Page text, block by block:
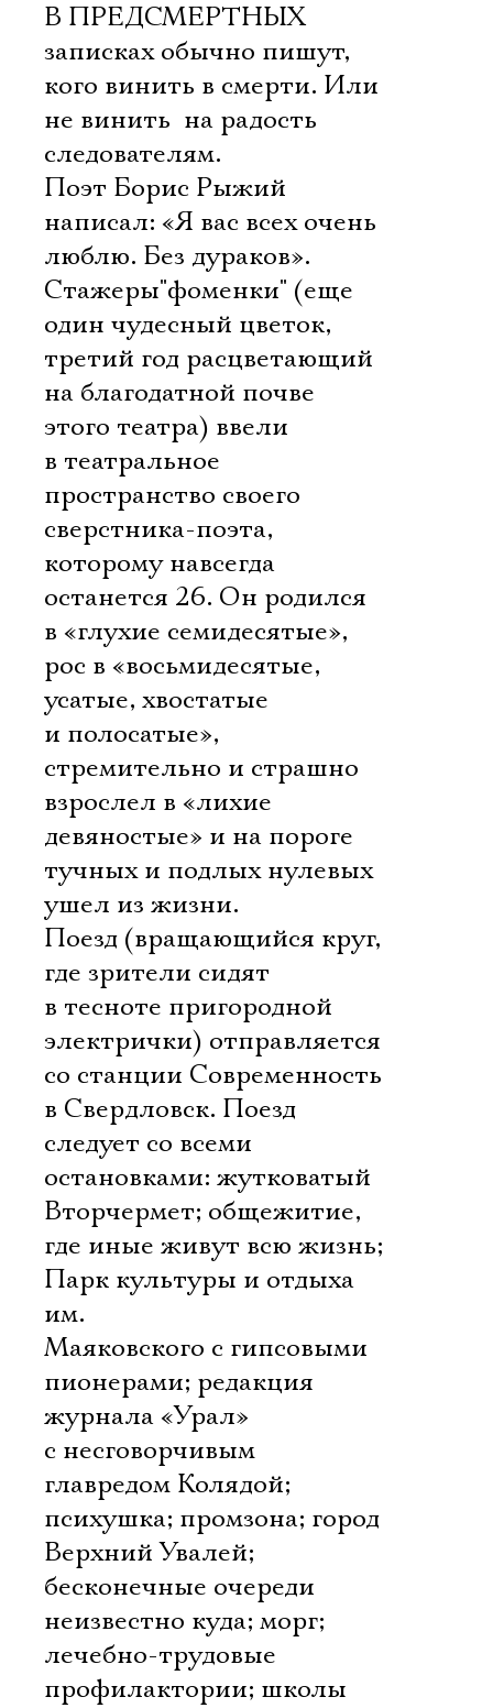
В ПРЕДСМЕРТНЫХ
записках обычно пишут,
кого винить в смерти. Или
не винить  на радость
следователям.
Поэт Борис Рыжий
написал: «Я вас всех очень
люблю. Без дураков».
Стажеры"фоменки" (еще
один чудесный цветок,
третий год расцветающий
на благодатной почве
этого театра) ввели
в театральное
пространство своего
сверстника-поэта,
которому навсегда
останется 26. Он родился
в «глухие семидесятые»,
рос в «восьмидесятые,
усатые, хвостатые
и полосатые»,
стремительно и страшно
взрослел в «лихие
девяностые» и на пороге
тучных и подлых нулевых
ушел из жизни.
Поезд (вращающийся круг,
где зрители сидят
в тесноте пригородной
электрички) отправляется
со станции Современность
в Свердловск. Поезд
следует со всеми
остановками: жутковатый
Вторчермет; общежитие,
где иные живут всю жизнь;
Парк культуры и отдыха
им.
Маяковского с гипсовыми
пионерами; редакция
журнала «Урал»
с несговорчивым
главредом Колядой;
психушка; промзона; город
Верхний Увалей;
бесконечные очереди
неизвестно куда; морг;
лечебно-трудовые
профилактории; школы